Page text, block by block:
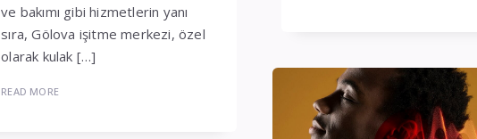
ve bakımı gibi hizmetlerin yanı
sıra, Gölova işitme merkezi, özel
olarak kulak […]
READ MORE